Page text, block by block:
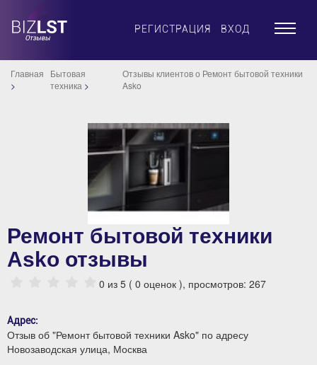
РЕГИСТРАЦИЯ ВХОД ×
Главная
Бытовая
техника
Отзывы клиентов о Ремонт бытовой техники
Asko
Ремонт бытовой техники
Asko отзывы
0 из 5 ( 0 оценок ), просмотров: 267
Адрес:
Отзыв об "Ремонт бытовой техники Asko" по адресу
Новозаводская улица, Москва